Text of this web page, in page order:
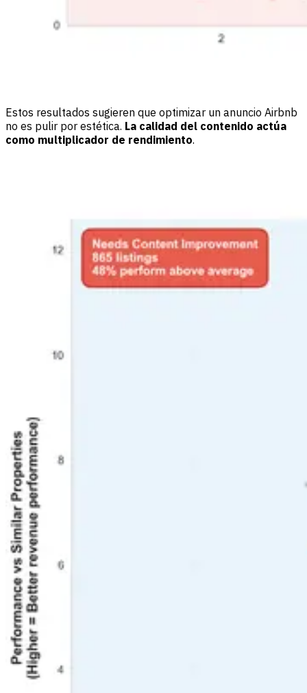
Estos resultados sugieren que optimizar un anuncio Airbnb
no es pulir por estética. La calidad del contenido actúa
como multiplicador de rendimiento.